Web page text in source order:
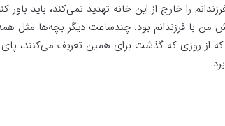
را خارج از این خانه تهدید نمی‌کند، باید باور
من با فرزندانم بود. چندساعت دیگر بچه‌ها مثل
از روزی که گذشت برای همین تعریف می‌کنند،